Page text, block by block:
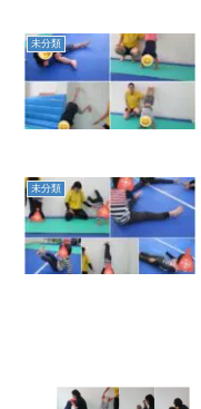
未分類
未分類